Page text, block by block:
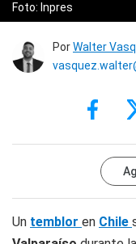
Foto: Inpres
PorWalter
Un temblor en Chile